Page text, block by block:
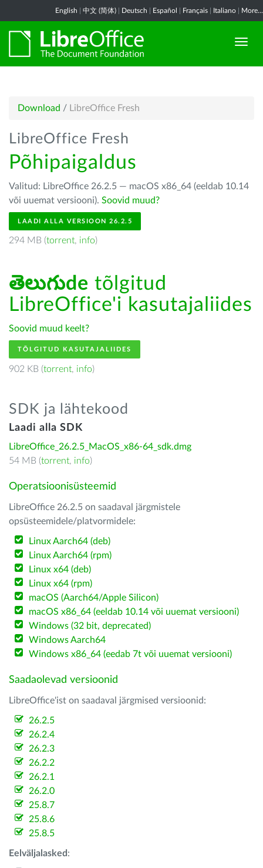
English 中文 (简体) Deutsch Español Français Italiano More...
Download / LibreOffice Fresh
LibreOffice Fresh
Põhipaigaldus
Valitud: LibreOffice 26.2.5 — macOS x86_64 (eeldab 10.14
või uuemat versiooni). Soovid muud?
LAADI ALLA VERSIOON 26.2.5
294 MB (torrent, info)
తెలుగుde tõlgitud
LibreOffice'i kasutajaliides
Soovid muud keelt?
TÕLGITUD KASUTAJALIIDES
902 KB (torrent, info)
SDK ja lähtekood
Laadi alla SDK
LibreOffice_26.2.5_MacOS_x86-64_sdk.dmg
54 MB (torrent, info)
Operatsioonisüsteemid
LibreOffice 26.2.5 on saadaval järgmistele
opsüsteemidele/platvormidele:
Linux Aarch64 (deb)
Linux Aarch64 (rpm)
Linux x64 (deb)
Linux x64 (rpm)
macOS (Aarch64/Apple Silicon)
macOS x86_64 (eeldab 10.14 või uuemat versiooni)
Windows (32 bit, deprecated)
Windows Aarch64
Windows x86_64 (eedab 7t või uuemat versiooni)
Saadaolevad versioonid
LibreOffice'ist on saadaval järgmised versioonid:
26.2.5
26.2.4
26.2.3
26.2.2
26.2.1
26.2.0
25.8.7
25.8.6
25.8.5
Eelväljalasked :